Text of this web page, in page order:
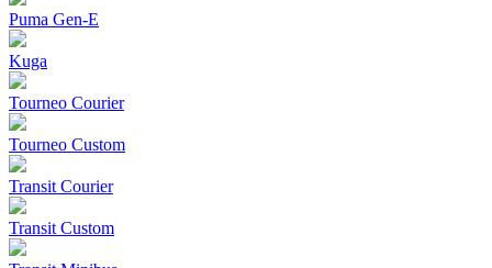
Puma Gen‑E
Kuga
Tourneo Courier
Tourneo Custom
Transit Courier
Transit Custom